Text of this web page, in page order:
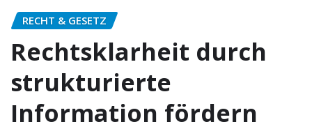
RECHT & GESETZ
Rechtsklarheit durch
strukturierte
Information fördern